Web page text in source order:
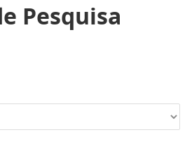
Pesquisa